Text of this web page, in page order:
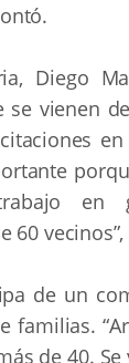
Diego
se vienen
en
60
de un
familias.
de 40.